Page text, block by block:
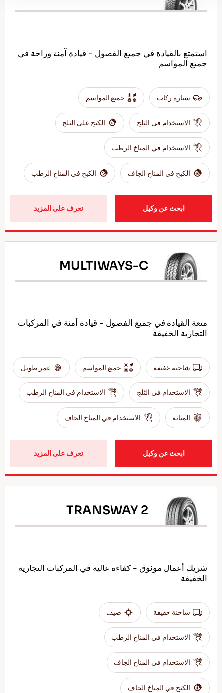
استمتع بالقيادة في جميع الفصول - قيادة آمنة وراحة في
جميع المواسم
سيارة ركاب جميع المواسم
الاستخدام في الثلج الكبح على الثلج
الاستخدام في المناخ الرطب
الكبح في المناخ الجاف الكبح في المناخ الرطب
ابحث عن وكيل تعرف على المزيد
MULTIWAYS-C
متعة القيادة في جميع الفصول - قيادة آمنة في المركبات
التجارية الخفيفة
شاحنة خفيفة جميع المواسم عمر طويل
الاستخدام في الثلج الاستخدام في المناخ الرطب
المتانة الاستخدام في المناخ الجاف
ابحث عن وكيل تعرف على المزيد
TRANSWAY 2
شريك أعمال موثوق - كفاءة عالية في المركبات التجارية
الخفيفة
شاحنة خفيفة صيف
الاستخدام في المناخ الرطب
الاستخدام في المناخ الجاف
الكبح في المناخ الجاف